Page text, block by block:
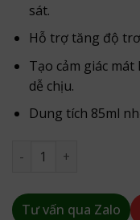
sát.
Hỗ trợ tăng độ
Tạo cảm giác
dễ chịu.
Dung tích 85ml
Gel Bôi Trơn Giảm
Tư vấn qua Zalo